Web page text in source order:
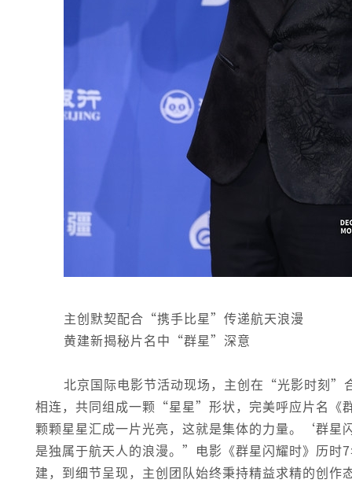
主创默契配合“携手比星”传递航天浪漫
黄建新揭秘片名中“群星”深意
北京国际电影节活动现场，主创在“光影时刻”
相连，共同组成一颗“星星”形状，完美呼应片名《
颗颗星星汇成一片光亮，这就是集体的力量。‘群
是独属于航天人的浪漫。”电影《群星闪耀时》历时
建，到细节呈现，主创团队始终秉持精益求精的创